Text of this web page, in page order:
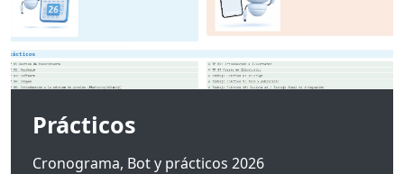
Prácticos
Cronograma, Bot y prácticos 2026